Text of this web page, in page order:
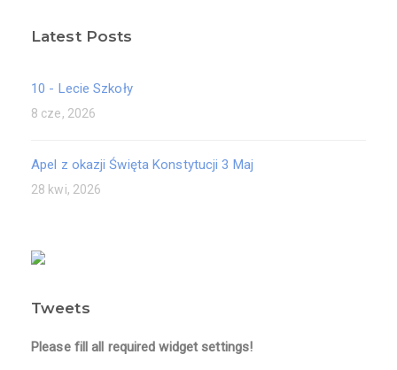
Latest Posts
10 - Lecie Szkoły
8 cze, 2026
Apel z okazji Święta Konstytucji 3 Maj
28 kwi, 2026
Tweets
Please fill all required widget settings!